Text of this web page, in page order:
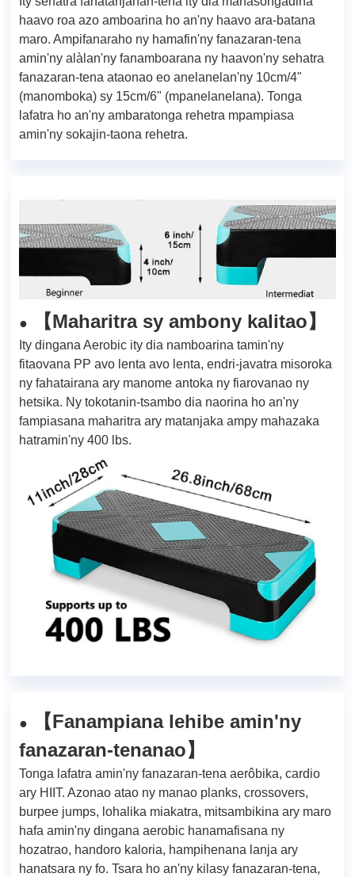
haavo roa azo amboarina ho an'ny haavo ara-batana
maro. Ampifanaraho ny hamafin'ny fanazaran-tena
amin'ny alàlan'ny fanamboarana ny haavon'ny sehatra
fanazaran-tena ataonao eo anelanelan'ny 10cm/4"
(manomboka) sy 15cm/6" (mpanelanelana). Tonga
lafatra ho an'ny ambaratonga rehetra mpampiasa
amin'ny sokajin-taona rehetra.
● 【Maharitra sy ambony kalitao】
Ity dingana Aerobic ity dia namboarina tamin'ny
fitaovana PP avo lenta avo lenta, endri-javatra misoroka
ny fahatairana ary manome antoka ny fiarovanao ny
hetsika. Ny tokotanin-tsambo dia naorina ho an'ny
fampiasana maharitra ary matanjaka ampy mahazaka
hatramin'ny 400 lbs.
● 【Fanampiana lehibe amin'ny
fanazaran-tenanao】
Tonga lafatra amin'ny fanazaran-tena aerôbika, cardio
ary HIIT. Azonao atao ny manao planks, crossovers,
burpee jumps, lohalika miakatra, mitsambikina ary maro
hafa amin'ny dingana aerobic hanamafisana ny
hozatrao, handoro kaloria, hampihenana lanja ary
hanatsara ny fo. Tsara ho an'ny kilasy fanazaran-tena,